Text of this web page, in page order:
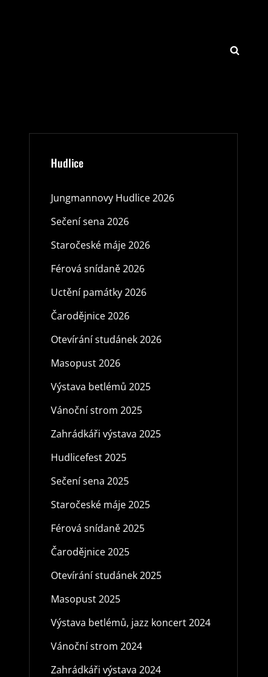
Hudlice
Jungmannovy Hudlice 2026
Sečení sena 2026
Staročeské máje 2026
Férová snídaně 2026
Uctění památky 2026
Čarodějnice 2026
Otevírání studánek 2026
Masopust 2026
Výstava betlémů 2025
Vánoční strom 2025
Zahrádkáři výstava 2025
Hudlicefest 2025
Sečení sena 2025
Staročeské máje 2025
Férová snídaně 2025
Čarodějnice 2025
Otevírání studánek 2025
Masopust 2025
Výstava betlémů, jazz koncert 2024
Vánoční strom 2024
Zahrádkáři výstava 2024